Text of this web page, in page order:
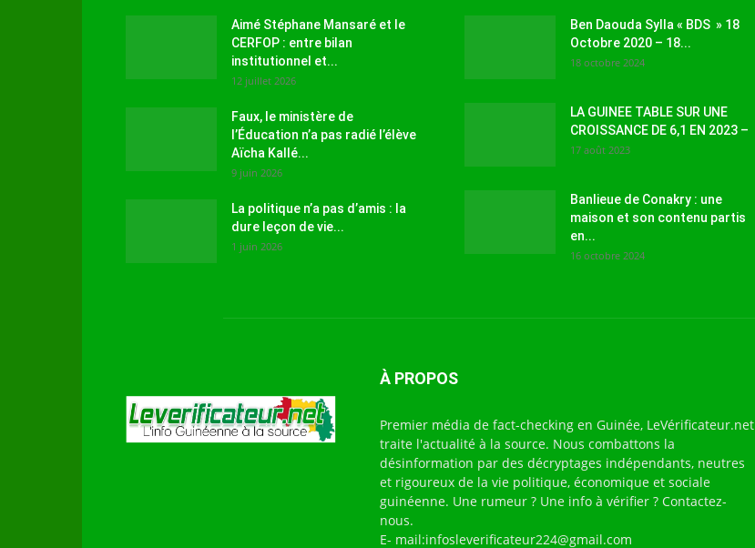
source
Aimé Stéphane Mansaré et le
CERFOP : entre bilan
institutionnel et...
12 juillet 2026
Faux, le ministère de
l’Éducation n’a pas radié l’élève
Aïcha Kallé...
9 juin 2026
La politique n’a pas d’amis : la
dure leçon de vie...
1 juin 2026
Ben Daouda Sylla « BDS » 18
Octobre 2020 – 18...
18 octobre 2024
LA GUINEE TABLE SUR UNE
CROISSANCE DE 6,1 EN 2023 –
17 août 2023
Banlieue de Conakry : une
maison et son contenu partis
en...
16 octobre 2024
À PROPOS
Premier média de fact-checking en Guinée, LeVérificateur.net
traite l'actualité à la source. Nous combattons la
désinformation par des décryptages indépendants, neutres
et rigoureux de la vie politique, économique et sociale
guinéenne. Une rumeur ? Une info à vérifier ? Contactez-
nous.
E- mail:infosleverificateur224@gmail.com